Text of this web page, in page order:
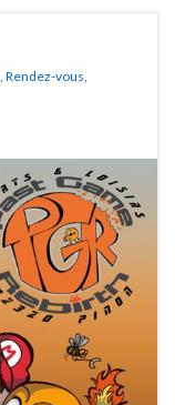
Rendez-vous